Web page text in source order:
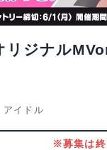
リジナル
アイドル
※募集は終